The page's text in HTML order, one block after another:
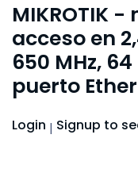
MIKROTIK
acceso en
650 MHz,
puerto
Login | Signup to